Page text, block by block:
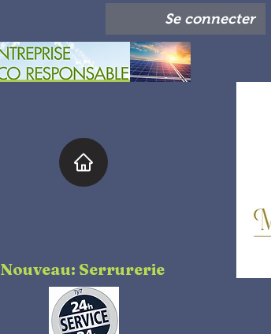
Se connecter
Nouveau: Serrurerie